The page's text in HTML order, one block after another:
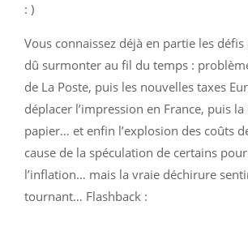
: )
Vous connaissez déjà en partie les
dû surmonter au fil du temps :
de La Poste, puis les nouvelles taxes
déplacer l’impression en France, puis la
papier… et enfin l’explosion des coûts
cause de la spéculation de certains
l’inflation… mais la vraie déchirure
tournant… Flashback :